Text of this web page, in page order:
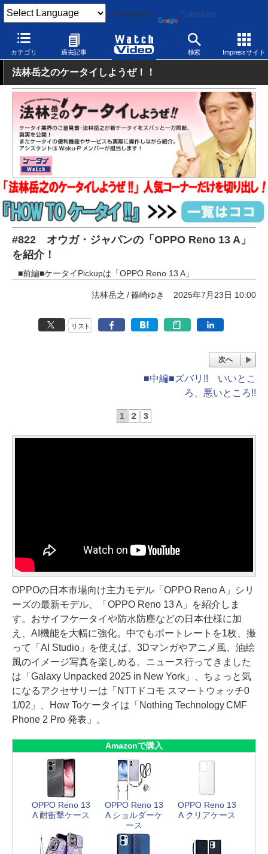
Powered by Translate
カテゴリ 過去記事 検索 Impressサイト
Watch Video モバイル スマートフォン Android
法林岳之のケータイしようぜ！！
#822 オウガ・ジャパンの「OPPO Reno 13 A」
を紹介！
■前編■ケータイPickupは「OPPO Reno 13 A」
法林岳之 篠崎ゆき 2025年7月23日 10:00
リスト
次へ
■中編■ズバリ!! いいとこ
ろ、悪いところ!!
1 2 3
OPPOの日本市場向け主力モデル「OPPO Reno A」シリ
ーズの最新モデル、「OPPO Reno 13 A」を紹介しま
す。おサイフケータイや防水防塵などの日本仕様に加
え、AI機能を大幅に強化。中でもポートレートを1枚、撮
って「AI Studio」を使えば、3Dマンガやアニメ風、油絵
風のイメージ写真を楽しめる。ニュース行ってきました
は「Galaxy Unpacked 2025 in New York」、ちょっと気
になるアクセサリーは「NTTドコモ スマートウォッチ0
1/02」、How Toケータイは「Nothing Technology CMF
Phone 2 Pro 発表」。
Amazonで購入
OPPO Reno 13
A 耐衝撃ケース
OPPO Reno 13
A ショルダーケ
ース
OPPO Reno 13
A クリアケース